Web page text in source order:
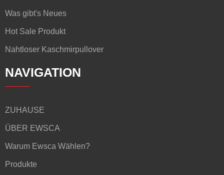
Was gibt's Neues
Hot Sale Produkt
Nahtloser Kaschmirpullover
NAVIGATION
ZUHAUSE
ÜBER EWSCA
Warum Ewsca Wählen?
Produkte